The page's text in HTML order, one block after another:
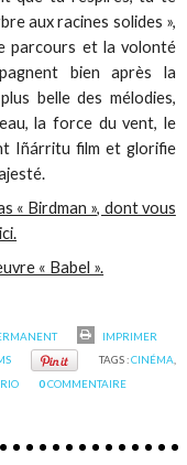
aux racines solides »,
parcours et la volonté
bien après la
belle des mélodies,
la force du vent, le
Iñárritu film et glorifie
« Birdman », dont vous
« Babel ».
IMPRIMER
TAGS :CINÉMA
0COMMENTAIRE